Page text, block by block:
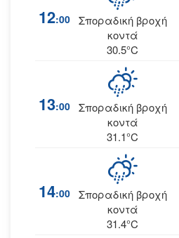
12:00 Σποραδική βροχή
κοντά
30.5°C
13:00 Σποραδική βροχή
κοντά
31.1°C
14:00 Σποραδική βροχή
κοντά
31.4°C